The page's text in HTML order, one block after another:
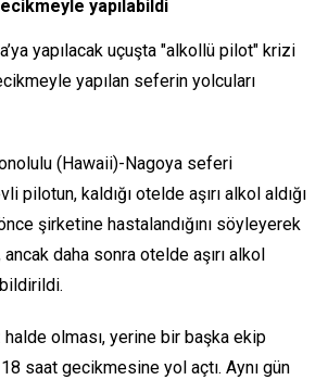
yapılabildi
yapılacak uçuşta "alkollü pilot" krizi
yapılan seferin yolcuları
(Hawaii)-Nagoya seferi
pilotun, kaldığı otelde aşırı alkol aldığı
şirketine hastalandığını söyleyerek
daha sonra otelde aşırı alkol
olması, yerine bir başka ekip
saat gecikmesine yol açtı. Aynı gün